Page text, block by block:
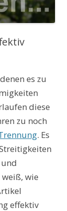
es zu
diese
zu noch
. Es
wie
effektiv